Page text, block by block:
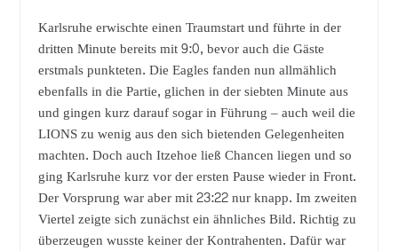
Karlsruhe erwischte einen Traumstart und führte in der
dritten Minute bereits mit 9:0, bevor auch die Gäste
erstmals punkteten. Die Eagles fanden nun allmählich
ebenfalls in die Partie, glichen in der siebten Minute aus
und gingen kurz darauf sogar in Führung – auch weil die
LIONS zu wenig aus den sich bietenden Gelegenheiten
machten. Doch auch Itzehoe ließ Chancen liegen und so
ging Karlsruhe kurz vor der ersten Pause wieder in Front.
Der Vorsprung war aber mit 23:22 nur knapp. Im zweiten
Viertel zeigte sich zunächst ein ähnliches Bild. Richtig zu
überzeugen wusste keiner der Kontrahenten. Dafür war